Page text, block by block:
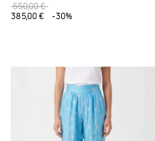
550,00 €
385,00 €
-30%